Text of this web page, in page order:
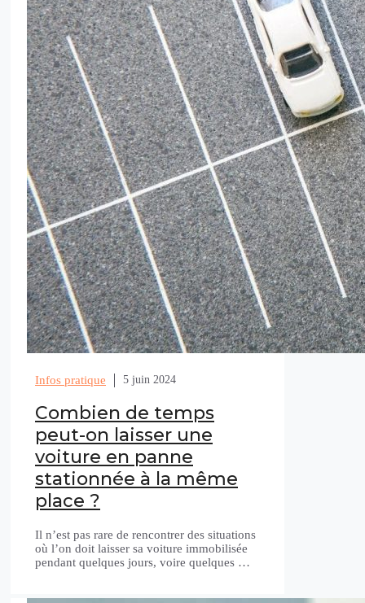
Infos pratique 5 juin 2024
Combien de temps
peut-on laisser une
voiture en panne
stationnée à la même
place ?
Il n’est pas rare de rencontrer des situations
où l’on doit laisser sa voiture immobilisée
pendant quelques jours, voire quelques …